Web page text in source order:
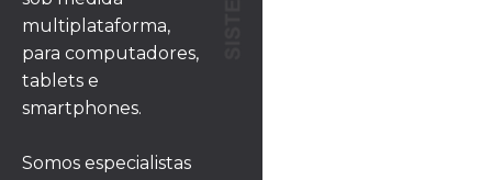
multiplataforma,
para computadores,
tablets e
smartphones.
Somos especialistas